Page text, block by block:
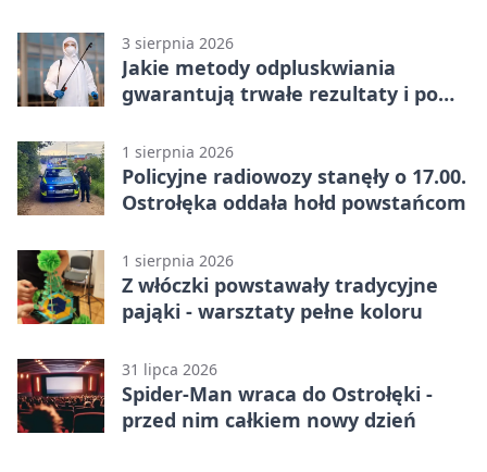
3 sierpnia 2026
Jakie metody odpluskwiania
gwarantują trwałe rezultaty i po
wykonawcę?
1 sierpnia 2026
Policyjne radiowozy stanęły o 17.00.
Ostrołęka oddała hołd powstańcom
1 sierpnia 2026
Z włóczki powstawały tradycyjne
pająki - warsztaty pełne koloru
31 lipca 2026
Spider-Man wraca do Ostrołęki -
przed nim całkiem nowy dzień